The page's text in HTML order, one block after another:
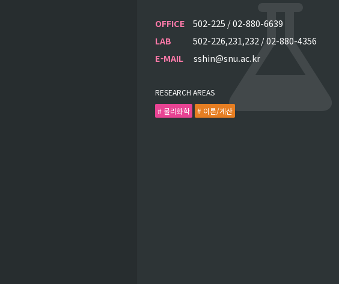
OFFICE
502-225 / 02-880-6639
LAB
502-226,231,232 / 02-880-4356
E-MAIL
sshin@snu.ac.kr
RESEARCH AREAS
# 물리화학
# 이론/계산